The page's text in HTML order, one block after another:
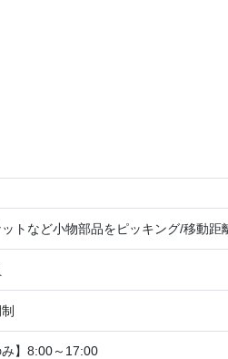
トなど小物部品をピッキング/移動距
み】8:00～17:00